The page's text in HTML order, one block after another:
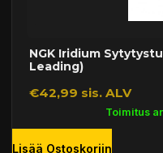
NGK Iridium
Leading)
€42,99 sis. ALV
Toimitus
Lisää Ostoskoriin